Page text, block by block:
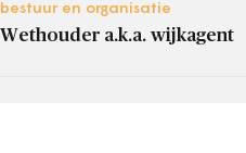
bestuur en organisatie
Wethouder a.k.a. wijkagent